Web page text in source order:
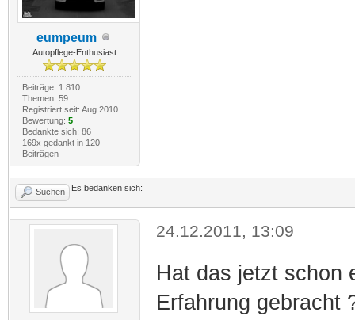
eumpeum
Autopflege-Enthusiast
Beiträge: 1.810
Themen: 59
Registriert seit: Aug 2010
Bewertung: 5
Bedankte sich: 86
169x gedankt in 120
Beiträgen
Suchen Es bedanken sich:
24.12.2011, 13:09
Hat das jetzt schon
Erfahrung gebracht